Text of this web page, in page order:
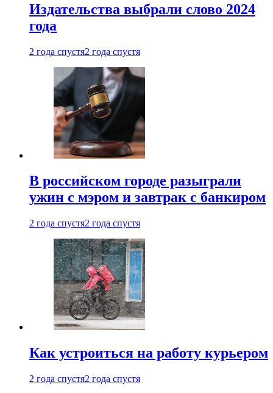
Издательства выбрали слово 2024
года
2 года спустя2 года спустя
В российском городе разыграли
ужин с мэром и завтрак с банкиром
2 года спустя2 года спустя
Как устроиться на работу курьером
2 года спустя2 года спустя